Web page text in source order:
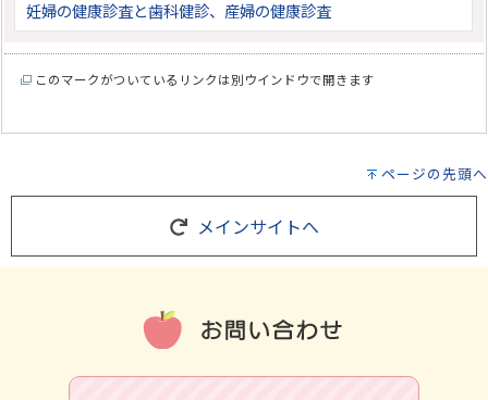
妊婦の健康診査と歯科健診、産婦の健康診査
このマークがついているリンクは別ウインドウで開きます
ページの先頭へ
メインサイトへ